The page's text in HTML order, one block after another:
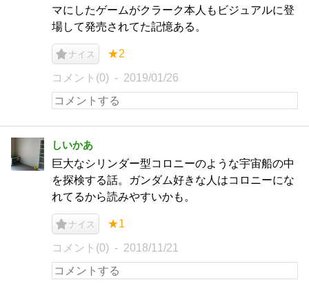
マにしたゲームがクラーク本人もビジュアルに登
場して発売されてた記憶ある。
ナイス ★2
コメント(0) 2019/01/26
しいかあ
巨大なシリンダー型コロニーのような宇宙船の中
を探検する話。ガンダム好きな人はコロニーにな
れてるから読みやすいかも。
ナイス ★1
コメント(0) 2018/11/21